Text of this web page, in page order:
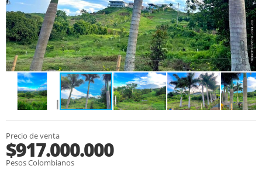
Precio de venta
$917.000.000
Pesos Colombianos